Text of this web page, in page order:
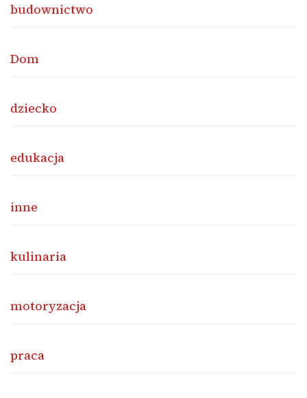
budownictwo
Dom
dziecko
edukacja
inne
kulinaria
motoryzacja
praca